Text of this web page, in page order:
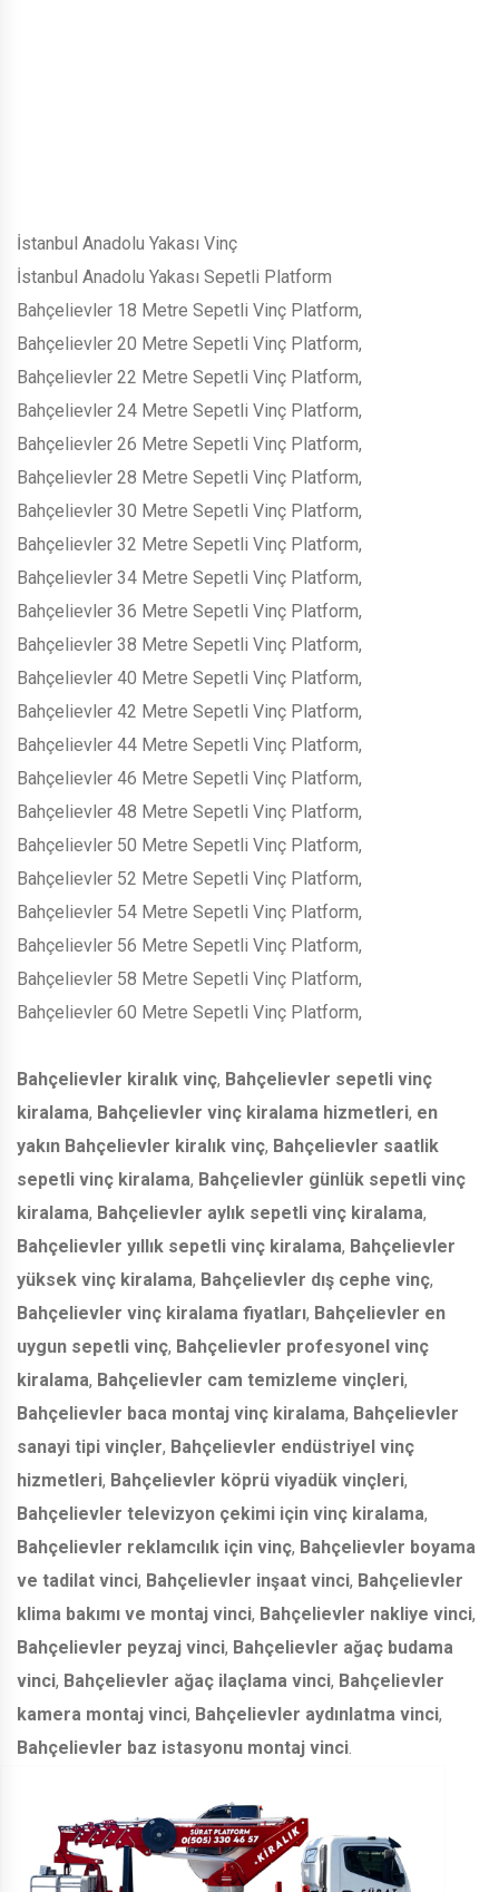
İstanbul Anadolu Yakası Vinç
İstanbul Anadolu Yakası Sepetli Platform
Bahçelievler 18 Metre Sepetli Vinç Platform,
Bahçelievler 20 Metre Sepetli Vinç Platform,
Bahçelievler 22 Metre Sepetli Vinç Platform,
Bahçelievler 24 Metre Sepetli Vinç Platform,
Bahçelievler 26 Metre Sepetli Vinç Platform,
Bahçelievler 28 Metre Sepetli Vinç Platform,
Bahçelievler 30 Metre Sepetli Vinç Platform,
Bahçelievler 32 Metre Sepetli Vinç Platform,
Bahçelievler 34 Metre Sepetli Vinç Platform,
Bahçelievler 36 Metre Sepetli Vinç Platform,
Bahçelievler 38 Metre Sepetli Vinç Platform,
Bahçelievler 40 Metre Sepetli Vinç Platform,
Bahçelievler 42 Metre Sepetli Vinç Platform,
Bahçelievler 44 Metre Sepetli Vinç Platform,
Bahçelievler 46 Metre Sepetli Vinç Platform,
Bahçelievler 48 Metre Sepetli Vinç Platform,
Bahçelievler 50 Metre Sepetli Vinç Platform,
Bahçelievler 52 Metre Sepetli Vinç Platform,
Bahçelievler 54 Metre Sepetli Vinç Platform,
Bahçelievler 56 Metre Sepetli Vinç Platform,
Bahçelievler 58 Metre Sepetli Vinç Platform,
Bahçelievler 60 Metre Sepetli Vinç Platform,
Bahçelievler kiralık vinç, Bahçelievler sepetli vinç
kiralama, Bahçelievler vinç kiralama hizmetleri, en
yakın Bahçelievler kiralık vinç, Bahçelievler saatlik
sepetli vinç kiralama, Bahçelievler günlük sepetli vinç
kiralama, Bahçelievler aylık sepetli vinç kiralama,
Bahçelievler yıllık sepetli vinç kiralama, Bahçelievler
yüksek vinç kiralama, Bahçelievler dış cephe vinç,
Bahçelievler vinç kiralama fiyatları, Bahçelievler en
uygun sepetli vinç, Bahçelievler profesyonel vinç
kiralama, Bahçelievler cam temizleme vinçleri,
Bahçelievler baca montaj vinç kiralama, Bahçelievler
sanayi tipi vinçler, Bahçelievler endüstriyel vinç
hizmetleri, Bahçelievler köprü viyadük vinçleri,
Bahçelievler televizyon çekimi için vinç kiralama,
Bahçelievler reklamcılık için vinç, Bahçelievler boyama
ve tadilat vinci, Bahçelievler inşaat vinci, Bahçelievler
klima bakımı ve montaj vinci, Bahçelievler nakliye vinci,
Bahçelievler peyzaj vinci, Bahçelievler ağaç budama
vinci, Bahçelievler ağaç ilaçlama vinci, Bahçelievler
kamera montaj vinci, Bahçelievler aydınlatma vinci,
Bahçelievler baz istasyonu montaj vinci